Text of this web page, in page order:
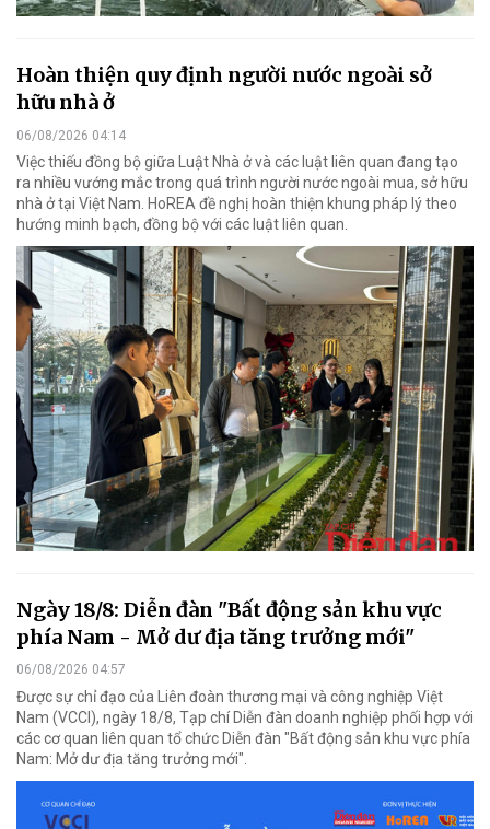
Hoàn thiện quy định người nước ngoài sở
hữu nhà ở
06/08/2026 04:14
Việc thiếu đồng bộ giữa Luật Nhà ở và các luật liên quan đang tạo
ra nhiều vướng mắc trong quá trình người nước ngoài mua, sở hữu
nhà ở tại Việt Nam. HoREA đề nghị hoàn thiện khung pháp lý theo
hướng minh bạch, đồng bộ với các luật liên quan.
Ngày 18/8: Diễn đàn "Bất động sản khu vực
phía Nam - Mở dư địa tăng trưởng mới"
06/08/2026 04:57
Được sự chỉ đạo của Liên đoàn thương mại và công nghiệp Việt
Nam (VCCI), ngày 18/8, Tạp chí Diễn đàn doanh nghiệp phối hợp với
các cơ quan liên quan tổ chức Diễn đàn "Bất động sản khu vực phía
Nam: Mở dư địa tăng trưởng mới".